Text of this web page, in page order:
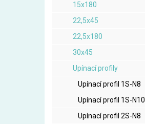
15x180
22,5x45
22,5x180
30x45
Upínací profily
Upínací profil 1S-N8
Upínací profil 1S-N10
Upínací profil 2S-N8